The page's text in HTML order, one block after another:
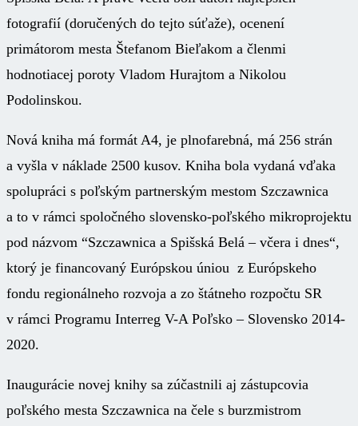
fotografií (doručených do tejto súťaže), ocenení
primátorom mesta Štefanom Bieľakom a členmi
hodnotiacej poroty Vladom Hurajtom a Nikolou
Podolinskou.
Nová kniha má formát A4, je plnofarebná, má 256 strán
a vyšla v náklade 2500 kusov. Kniha bola vydaná vďaka
spolupráci s poľským partnerským mestom Szczawnica
a to v rámci spoločného slovensko-poľského mikroprojektu
pod názvom “Szczawnica a Spišská Belá – včera i dnes“,
ktorý je financovaný Európskou úniou z Európskeho
fondu regionálneho rozvoja a zo štátneho rozpočtu SR
v rámci Programu Interreg V-A Poľsko – Slovensko 2014-
2020.
Inaugurácie novej knihy sa zúčastnili aj zástupcovia
poľského mesta Szczawnica na čele s burzmistrom